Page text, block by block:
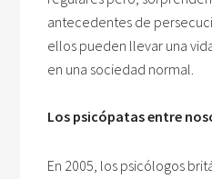
antecedentes de
ellos pueden llevar una
en una sociedad normal.
Los psicópatas entre
En 2005, los psicólogos